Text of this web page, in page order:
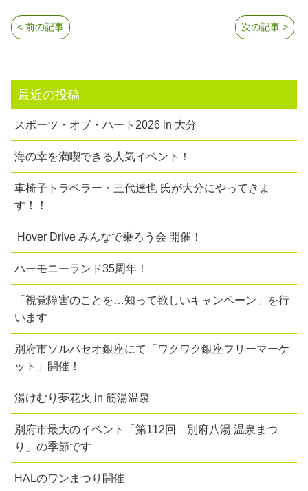
次の記事 >
< 前の記事
最近の投稿
スポーツ・オブ・ハート2026 in 大分
海の幸を満喫できる人気イベント！
車椅子トラベラー・三代達也 氏が大分にやってきま
す！！
Hover Drive みんなで乗ろう会 開催！
ハーモニーランド35周年！
「視覚障害のことを…知って欲しいキャンペーン」を行
います
別府市ソルパセオ銀座にて「ワクワク銀座フリーマーケ
ット」開催！
湯けむり夢花火 in 筋湯温泉
別府市最大のイベント「第112回 別府八湯 温泉まつ
り」の季節です
HALのワンまつり開催